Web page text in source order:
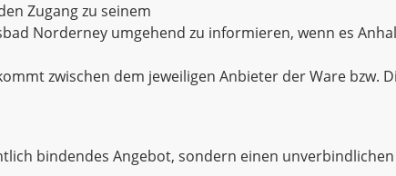
Zugang zu seinem
Norderney umgehend zu informieren, wenn es
zwischen dem jeweiligen Anbieter der Ware bzw.
bindendes Angebot, sondern einen